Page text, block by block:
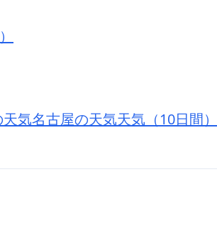
気名古屋の天気天気（10日間）